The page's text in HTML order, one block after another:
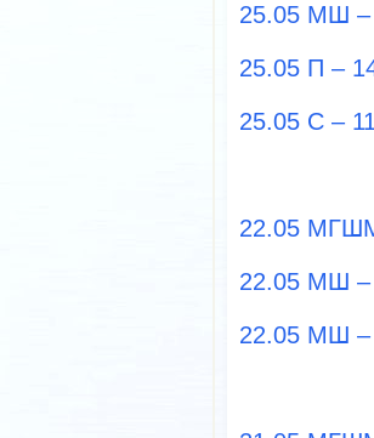
25.05 МШ –
25.05 П –
25.05 С –
22.05 МГШМ
22.05 МШ –
22.05 МШ –